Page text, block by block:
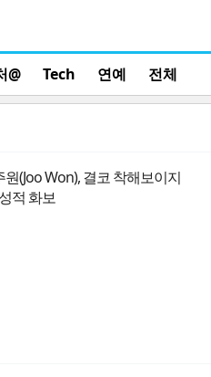
@ Tech 연예 전체
원(Joo Won), 결코 착해보이지
적 화보